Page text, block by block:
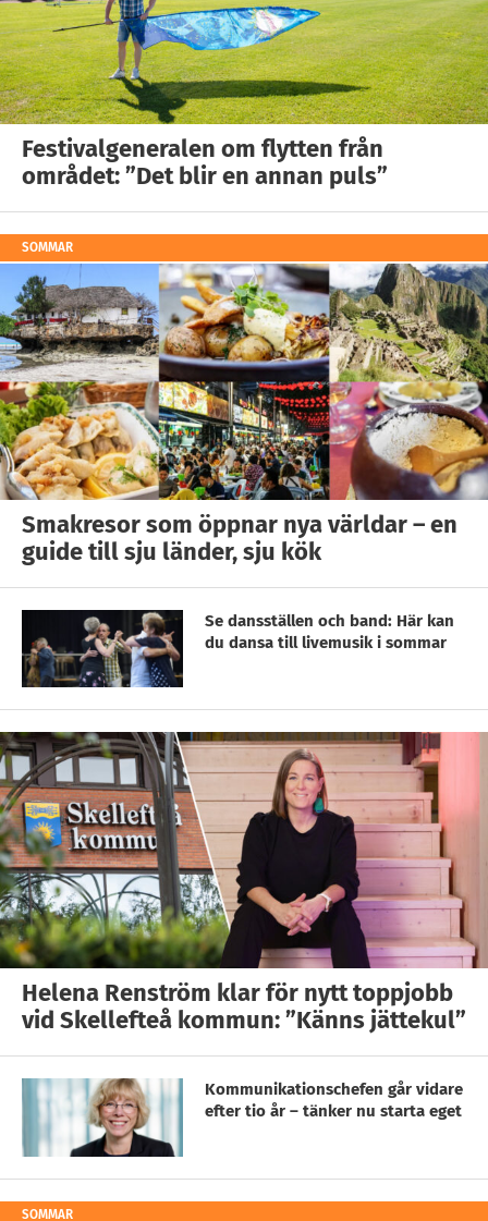
Festivalgeneralen om flytten från
området: ”Det blir en annan puls”
SOMMAR
Smakresor som öppnar nya världar – en
guide till sju länder, sju kök
Se dansställen och band: Här kan
du dansa till livemusik i sommar
Helena Renström klar för nytt toppjobb
vid Skellefteå kommun: ”Känns jättekul”
Kommunikationschefen går vidare
efter tio år – tänker nu starta eget
SOMMAR